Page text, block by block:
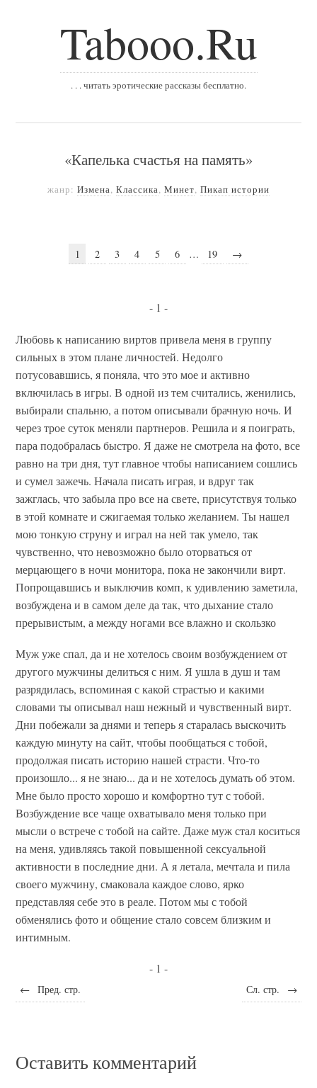
Tabooo.Ru
. . . читать эротические рассказы бесплатно.
«Капелька счастья на память»
жанр: Измена, Классика, Минет, Пикап истории
1 2 3 4 5 6 … 19 →
- 1 -
Любовь к написанию виртов привела меня в группу
сильных в этом плане личностей. Недолго
потусовавшись, я поняла, что это мое и активно
включилась в игры. В одной из тем считались, женились,
выбирали спальню, а потом описывали брачную ночь. И
через трое суток меняли партнеров. Решила и я поиграть,
пара подобралась быстро. Я даже не смотрела на фото, все
равно на три дня, тут главное чтобы написанием сошлись
и сумел зажечь. Начала писать играя, и вдруг так
зажглась, что забыла про все на свете, присутствуя только
в этой комнате и сжигаемая только желанием. Ты нашел
мою тонкую струну и играл на ней так умело, так
чувственно, что невозможно было оторваться от
мерцающего в ночи монитора, пока не закончили вирт.
Попрощавшись и выключив комп, к удивлению заметила,
возбуждена и в самом деле да так, что дыхание стало
прерывистым, а между ногами все влажно и скользко
Муж уже спал, да и не хотелось своим возбуждением от
другого мужчины делиться с ним. Я ушла в душ и там
разрядилась, вспоминая с какой страстью и какими
словами ты описывал наш нежный и чувственный вирт.
Дни побежали за днями и теперь я старалась выскочить
каждую минуту на сайт, чтобы пообщаться с тобой,
продолжая писать историю нашей страсти. Что-то
произошло... я не знаю... да и не хотелось думать об этом.
Мне было просто хорошо и комфортно тут с тобой.
Возбуждение все чаще охватывало меня только при
мысли о встрече с тобой на сайте. Даже муж стал коситься
на меня, удивляясь такой повышенной сексуальной
активности в последние дни. А я летала, мечтала и пила
своего мужчину, смаковала каждое слово, ярко
представляя себе это в реале. Потом мы с тобой
обменялись фото и общение стало совсем близким и
интимным.
- 1 -
← Пред. стр. Сл. стр. →
Оставить комментарий